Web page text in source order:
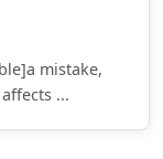
mistake,
...